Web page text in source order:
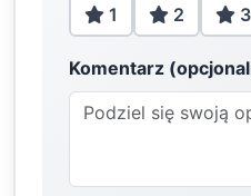
1 2 3
Komentarz